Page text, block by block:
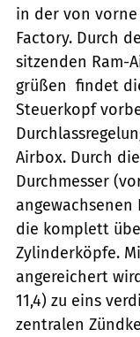
in der von
Factory. Durch
sitzenden Ram-
grüßen  findet
Steuerkopf
Airbox. Durch
Durchmesser
die komplett
Zylinderköpfe.
angereichert
11,4) zu eins
zentralen